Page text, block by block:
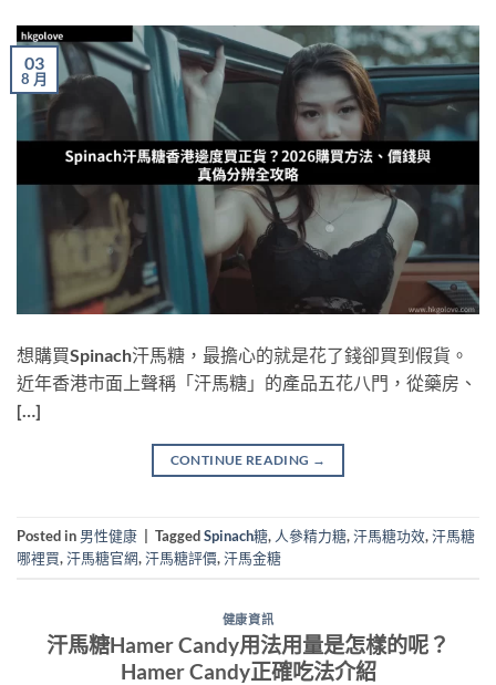
03
8 月
想購買Spinach汗馬糖，最擔心的就是花了錢卻買到假貨。
近年香港市面上聲稱「汗馬糖」的產品五花八門，從藥房、
[…]
CONTINUE READING →
Posted in 男性健康 TaggedSpinach糖, 人參精力糖,汗馬糖功效,汗馬糖
哪裡買,汗馬糖官網,汗馬糖評價,汗馬金糖
健康資訊
汗馬糖Hamer Candy用法用量是怎樣的呢？
Hamer Candy正確吃法介紹